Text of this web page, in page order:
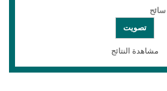
مشاهدة النتائج